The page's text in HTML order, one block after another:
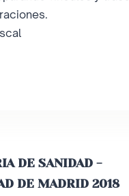
DE SANIDAD -
DE MADRID 2018